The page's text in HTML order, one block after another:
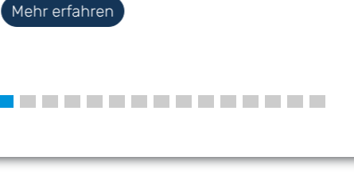
Mehr erfahren